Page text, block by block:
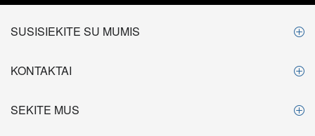
SUSISIEKITE SU MUMIS
KONTAKTAI
SEKITE MUS